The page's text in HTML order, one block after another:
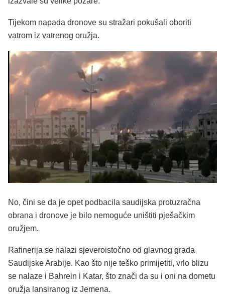
Tijekom napada dronove su stražari pokušali oboriti
vatrom iz vatrenog oružja.
No, čini se da je opet podbacila saudijska protuzračna
obrana i dronove je bilo nemoguće uništiti pješačkim
oružjem.
Rafinerija se nalazi sjeveroistočno od glavnog grada
Saudijske Arabije. Kao što nije teško primijetiti, vrlo blizu
se nalaze i Bahrein i Katar, što znači da su i oni na dometu
oružja lansiranog iz Jemena.